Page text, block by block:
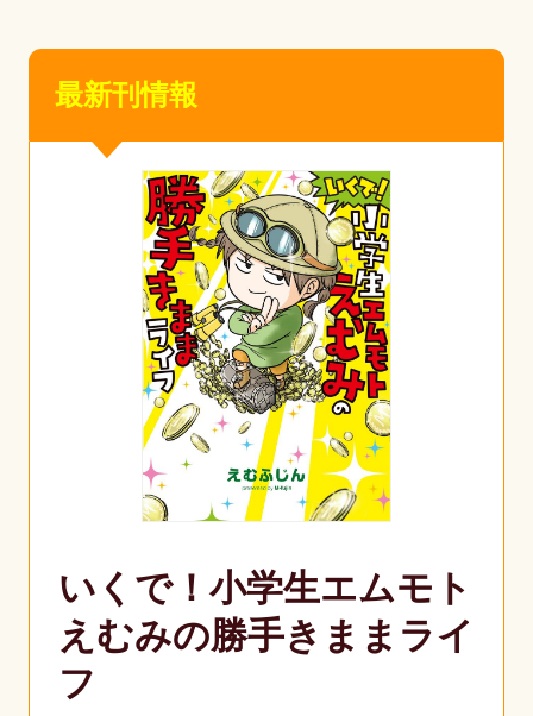
最新刊情報
いくで！小学生エムモト
えむみの勝手きままライ
フ